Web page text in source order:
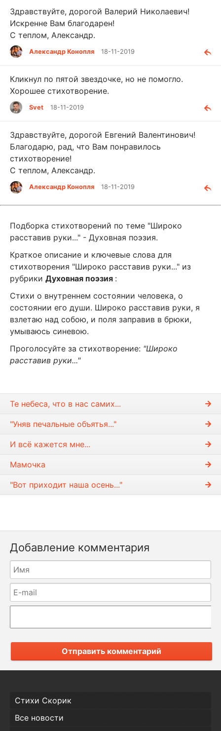
Здравствуйте, дорогой Валерий Николаевич!
Искренне Вам благодарен!
С теплом, Александр.
Александр Конопля 18-11-2019
Кликнул по пятой звездочке, но не помогло.
Хорошее стихотворение.
Svet 18-11-2019
Здравствуйте, дорогой Евгений Валентинович!
Благодарю, рад, что Вам понравилось
стихотворение!
С теплом, Александр.
Александр Конопля 18-11-2019
Подборка стихотворений по теме "Широко
расставив руки..." - Духовная поэзия.
Краткое описание и ключевые слова для
стихотворения "Широко расставив руки..." из
рубрики Духовная поэзия :
Стихи о внутреннем состоянии человека, о
состоянии его души. Широко расставив руки, я
взлетаю над собою, и поля заправив в брюки,
умываюсь синевою.
Проголосуйте за стихотворение: "Широко
расставив руки..."
Те небеса, что в нас самих...
"Уняв печальные объятья..."
И всё кажется мне...
Мамочка
"Вот приходит наша осень..."
Добавление комментария
Отправить комментарий
Стихи Скорик
Все новости